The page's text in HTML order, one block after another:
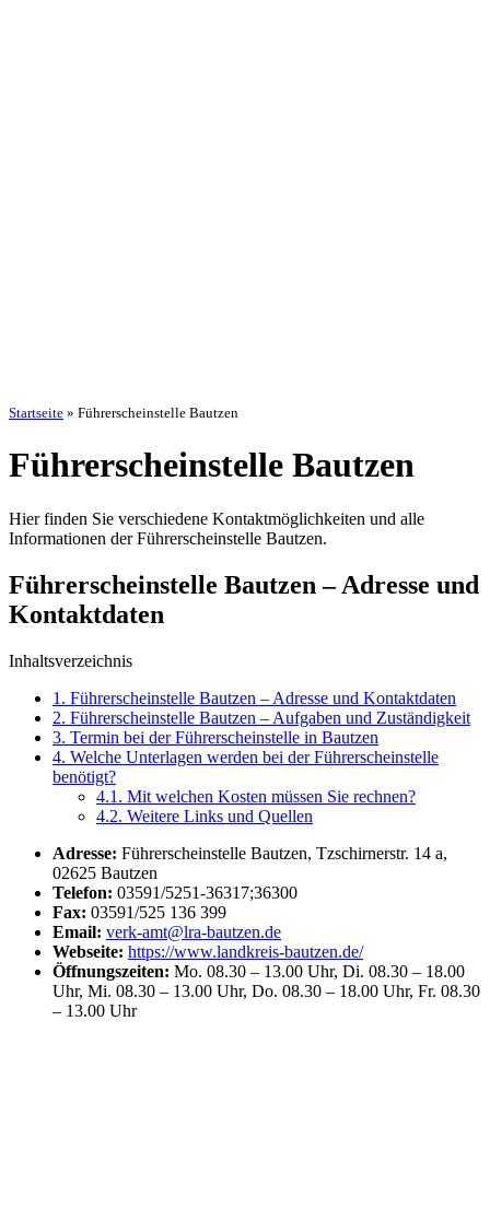
Startseite » Führerscheinstelle Bautzen
Führerscheinstelle Bautzen
Hier finden Sie verschiedene Kontaktmöglichkeiten und alle
Informationen der Führerscheinstelle Bautzen.
Führerscheinstelle Bautzen – Adresse und
Kontaktdaten
Inhaltsverzeichnis
1. Führerscheinstelle Bautzen – Adresse und Kontaktdaten
2. Führerscheinstelle Bautzen – Aufgaben und Zuständigkeit
3. Termin bei der Führerscheinstelle in Bautzen
4. Welche Unterlagen werden bei der Führerscheinstelle
benötigt?
4.1. Mit welchen Kosten müssen Sie rechnen?
4.2. Weitere Links und Quellen
Adresse: Führerscheinstelle Bautzen, Tzschirnerstr. 14 a,
02625 Bautzen
Telefon: 03591/5251-36317;36300
Fax: 03591/525 136 399
Email: verk-amt@lra-bautzen.de
Webseite: https://www.landkreis-bautzen.de/
Öffnungszeiten: Mo. 08.30 – 13.00 Uhr, Di. 08.30 – 18.00
Uhr, Mi. 08.30 – 13.00 Uhr, Do. 08.30 – 18.00 Uhr, Fr. 08.30
– 13.00 Uhr